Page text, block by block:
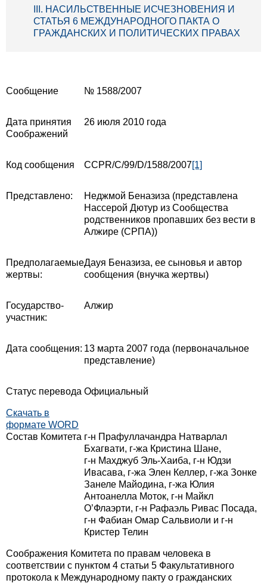
III. НАСИЛЬСТВЕННЫЕ ИСЧЕЗНОВЕНИЯ И
СТАТЬЯ 6 МЕЖДУНАРОДНОГО ПАКТА О
ГРАЖДАНСКИХ И ПОЛИТИЧЕСКИХ ПРАВАХ
Сообщение № 1588/2007
Дата принятия
Cоображений
26 июля 2010 года
Код сообщения CCPR/C/99/D/1588/2007[1]
Представлено:
Неджмой Беназиза (представлена
Нассерой Дютур из Сообщества
родственников пропавших без вести в
Алжире (СРПА))
Предполагаемые
жертвы:
Дауя Беназиза, ее сыновья и автор
сообщения (внучка жертвы)
Государство-
участник:
Алжир
Дата сообщения: 13 марта 2007 года (первоначальное
представление)
Статус перевода Официальный
Скачать в
формате WORD
Состав Комитета г-н Прафуллачандра Натварлал
Бхагвати, г-жа Кристина Шане,
г‑н Махджуб Эль-Хаиба, г-н Юдзи
Ивасава, г-жа Элен Келлер, г-жа Зонке
Занеле Майодина, г-жа Юлия
Антоанелла Моток, г-н Майкл
О’Флаэрти, г-н Рафаэль Ривас Посада,
г-н Фабиан Омар Сальвиоли и г-н
Кристер Телин
Соображения Комитета по правам человека в
соответствии с пунктом 4 статьи 5 Факультативного
протокола к Международному пакту о гражданских